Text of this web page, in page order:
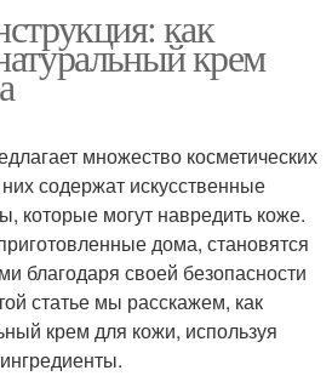
как
крем
множество косметических
содержат искусственные
которые могут навредить коже.
дома, становятся
благодаря своей безопасности
статье мы расскажем, как
крем для кожи, используя